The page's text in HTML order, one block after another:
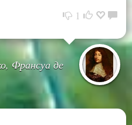
1
Франсуа де